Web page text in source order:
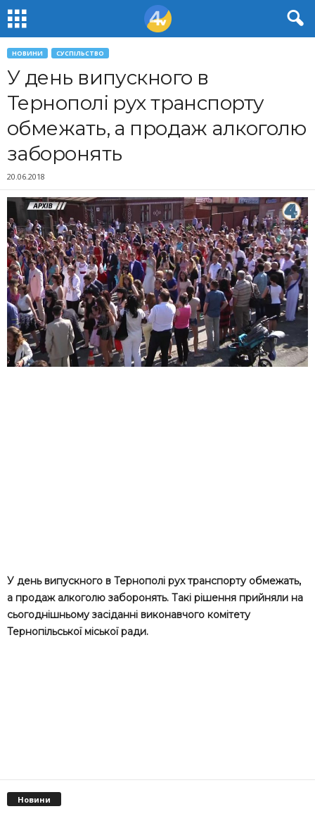
НОВИНИ СУСПІЛЬСТВО
У день випускного в
Тернополі рух транспорту
обмежать, а продаж алкоголю
заборонять
20.06.2018
У день випускного в Тернополі рух транспорту обмежать,
а продаж алкоголю заборонять. Такі рішення прийняли на
сьогоднішньому засіданні виконавчого комітету
Тернопільської міської ради.
Новини